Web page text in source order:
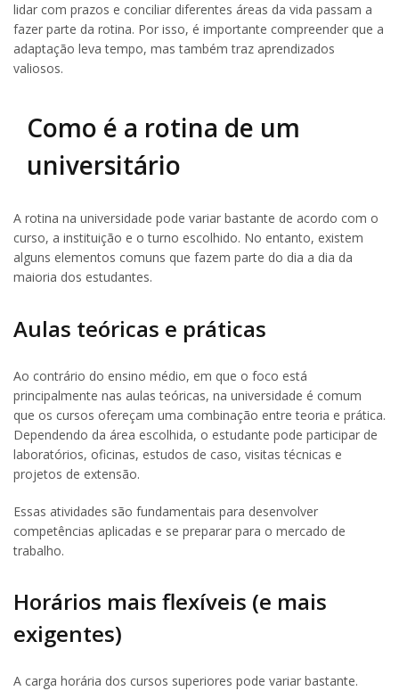
lidar com prazos e conciliar diferentes áreas da vida passam a
fazer parte da rotina. Por isso, é importante compreender que a
adaptação leva tempo, mas também traz aprendizados
valiosos.
Como é a rotina de um
universitário
A rotina na universidade pode variar bastante de acordo com o
curso, a instituição e o turno escolhido. No entanto, existem
alguns elementos comuns que fazem parte do dia a dia da
maioria dos estudantes.
Aulas teóricas e práticas
Ao contrário do ensino médio, em que o foco está
principalmente nas aulas teóricas, na universidade é comum
que os cursos ofereçam uma combinação entre teoria e prática.
Dependendo da área escolhida, o estudante pode participar de
laboratórios, oficinas, estudos de caso, visitas técnicas e
projetos de extensão.
Essas atividades são fundamentais para desenvolver
competências aplicadas e se preparar para o mercado de
trabalho.
Horários mais flexíveis (e mais
exigentes)
A carga horária dos cursos superiores pode variar bastante.